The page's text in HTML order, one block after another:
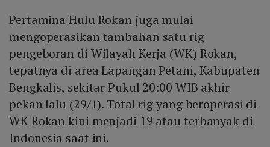
Pertamina Hulu Rokan juga mulai
mengoperasikan tambahan satu rig
pengeboran di Wilayah Kerja (WK) Rokan,
tepatnya di area Lapangan Petani, Kabupaten
Bengkalis, sekitar Pukul 20:00 WIB akhir
pekan lalu (29/1). Total rig yang beroperasi di
WK Rokan kini menjadi 19 atau terbanyak di
Indonesia saat ini.